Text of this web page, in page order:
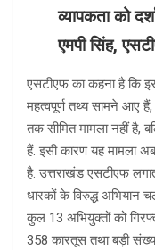
व्यापकता को
एमपी सिंह,
एसटीएफ का कहना है कि
महत्वपूर्ण तथ्य सामने आए
तक सीमित मामला नहीं है,
हैं. इसी कारण यह मामला
है. उत्तराखंड एसटीएफ
धारकों के विरुद्ध अभियान
कुल 13 अभियुक्तों को
358 कारतूस तथा बड़ी